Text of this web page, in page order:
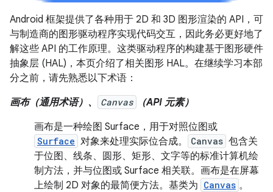
Android 框架提供了各种用于 2D 和 3D 图形渲染的 API，可
与制造商的图形驱动程序实现代码交互，因此务必更好地了
解这些 API 的工作原理。这类驱动程序的构建基于图形硬件
抽象层 (HAL)，本页介绍了相关图形 HAL。在继续学习本部
分之前，请先熟悉以下术语：
画布（通用术语）、
Canvas
（API 元素）
画布是一种绘图 Surface，用于对照位图或
Surface 对象来处理实际位合成。 Canvas 包含关
于位图、线条、圆形、矩形、文字等的标准计算机绘
制方法，并与位图或 Surface 相关联。画布是在屏幕
上绘制 2D 对象的最简便方法。基类为 Canvas 。